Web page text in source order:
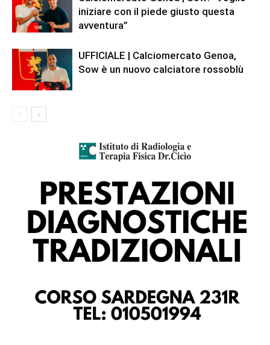
iniziare con il piede giusto questa
avventura”
UFFICIALE | Calciomercato Genoa,
Sow è un nuovo calciatore rossoblù